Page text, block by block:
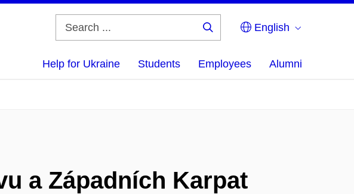
English
Help for Ukraine Students Employees Alumni
a Západních Karpat